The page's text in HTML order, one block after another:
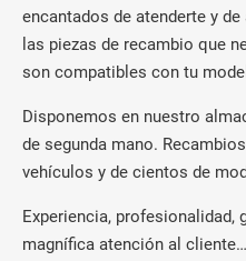
encantados de atenderte y
las piezas de recambio que
son compatibles con tu
Disponemos en nuestro
de segunda mano.
vehículos y de cientos de
Experiencia, profesionalidad,
magnífica atención al